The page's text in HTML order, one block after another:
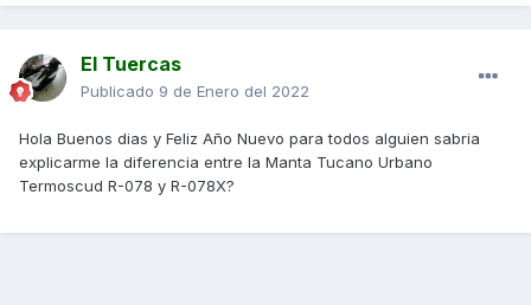
El Tuercas
Publicado 9 de Enero del 2022
Hola Buenos dias y Feliz Año Nuevo para todos alguien sabria
explicarme la diferencia entre la Manta Tucano Urbano
Termoscud R-078 y R-078X?